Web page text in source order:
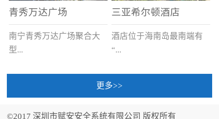
青秀万达广场
南宁青秀万达广场聚合大
型...
三亚希尔顿酒店
酒店位于海南岛最南端有
“...
中国的海岛天堂”之美称的
更多>>
©2017 深圳市赋安安全系统有限公司 版权所有